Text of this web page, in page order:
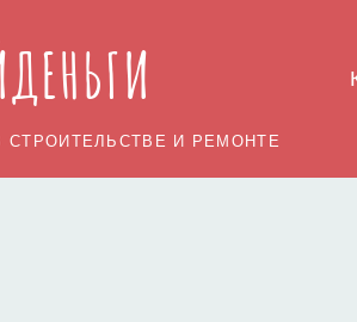
СТРОИТЕЛЬСТВЕ И РЕМОНТЕ